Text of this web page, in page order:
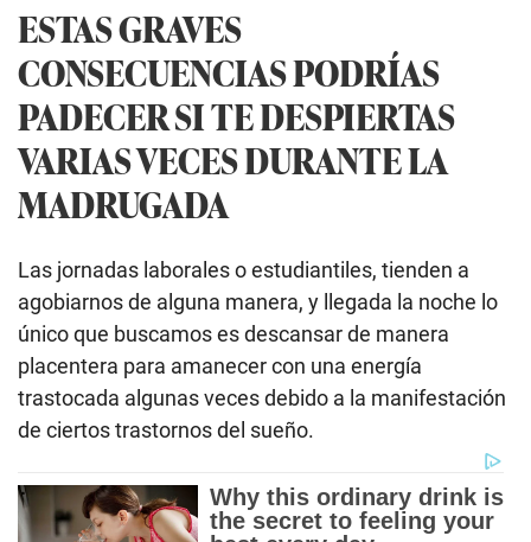
ESTAS GRAVES
CONSECUENCIAS PODRÍAS
PADECER SI TE DESPIERTAS
VARIAS VECES DURANTE LA
MADRUGADA
Las jornadas laborales o estudiantiles, tienden a
agobiarnos de alguna manera, y llegada la noche lo
único que buscamos es descansar de manera
placentera para amanecer con una energía
trastocada algunas veces debido a la manifestación
de ciertos trastornos del sueño.